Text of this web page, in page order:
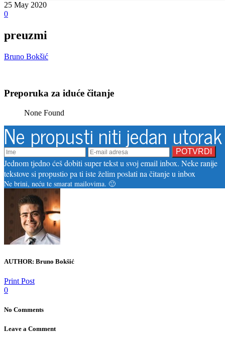
25 May 2020
0
preuzmi
Bruno Bokšić
Preporuka za iduće čitanje
None Found
Ne propusti niti jedan utorak
Jednom tjedno ćeš dobiti super tekst u svoj email inbox. Neke ranije
tekstove si propustio pa ti iste želim poslati na čitanje u inbox
Ne brini, neću te smarat mailovima. 🙂
AUTHOR: Bruno Bokšić
Print Post
0
No Comments
Leave a Comment